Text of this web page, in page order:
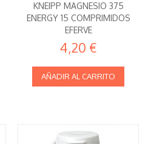
KNEIPP MAGNESIO 375
ENERGY 15 COMPRIMIDOS
EFERVE
4,20 €
AÑADIR AL CARRITO